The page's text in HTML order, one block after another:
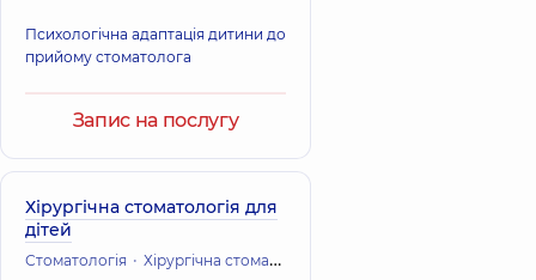
Психологічна адаптація дитини до
прийому стоматолога
Запис на послугу
Хірургічна стоматологія для
дітей
Стоматологія Хірургічна стоматологія